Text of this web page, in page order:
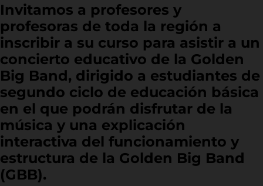
Invitamos a profesores y
profesoras de toda la región a
inscribir a su curso para asistir a un
concierto educativo de la Golden
Big Band, dirigido a estudiantes de
segundo ciclo de educación básica
en el que podrán disfrutar de la
música y una explicación
interactiva del funcionamiento y
estructura de la Golden Big Band
(GBB).